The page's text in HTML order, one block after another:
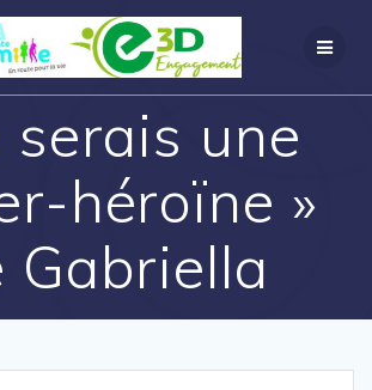
serais une
héroïne »
Gabriella